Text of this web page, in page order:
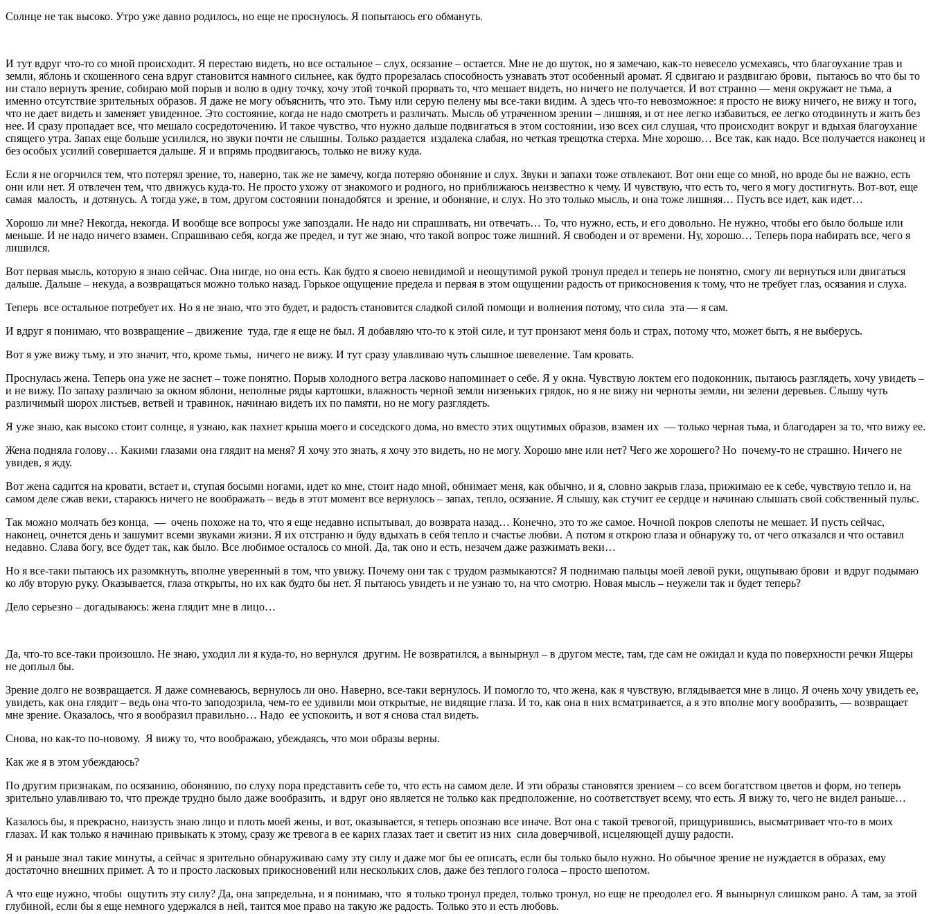
Солнце не так высоко. Утро уже давно родилось, но еще не проснулось. Я попытаюсь его обмануть.
И тут вдруг что-то со мной происходит. Я перестаю видеть, но все остальное – слух, осязание – остается. Мне не до шуток, но я замечаю, как-то невесело усмехаясь, что благоухание трав и
земли, яблонь и скошенного сена вдруг становится намного сильнее, как будто прорезалась способность узнавать этот особенный аромат. Я сдвигаю и раздвигаю брови, пытаюсь во что бы то
ни стало вернуть зрение, собираю мой порыв и волю в одну точку, хочу этой точкой прорвать то, что мешает видеть, но ничего не получается. И вот странно — меня окружает не тьма, а
именно отсутствие зрительных образов. Я даже не могу объяснить, что это. Тьму или серую пелену мы все-таки видим. А здесь что-то невозможное: я просто не вижу ничего, не вижу и того,
что не дает видеть и заменяет увиденное. Это состояние, когда не надо смотреть и различать. Мысль об утраченном зрении – лишняя, и от нее легко избавиться, ее легко отодвинуть и жить без
нее. И сразу пропадает все, что мешало сосредоточению. И такое чувство, что нужно дальше подвигаться в этом состоянии, изо всех сил слушая, что происходит вокруг и вдыхая благоухание
спящего утра. Запах еще больше усилился, но звуки почти не слышны. Только раздается издалека слабая, но четкая трещотка стерха. Мне хорошо… Все так, как надо. Все получается наконец и
без особых усилий совершается дальше. Я и впрямь продвигаюсь, только не вижу куда.
Если я не огорчился тем, что потерял зрение, то, наверно, так же не замечу, когда потеряю обоняние и слух. Звуки и запахи тоже отвлекают. Вот они еще со мной, но вроде бы не важно, есть
они или нет. Я отвлечен тем, что движусь куда-то. Не просто ухожу от знакомого и родного, но приближаюсь неизвестно к чему. И чувствую, что есть то, чего я могу достигнуть. Вот-вот, еще
самая малость, и дотянусь. А тогда уже, в том, другом состоянии понадобятся и зрение, и обоняние, и слух. Но это только мысль, и она тоже лишняя… Пусть все идет, как идет…
Хорошо ли мне? Некогда, некогда. И вообще все вопросы уже запоздали. Не надо ни спрашивать, ни отвечать… То, что нужно, есть, и его довольно. Не нужно, чтобы его было больше или
меньше. И не надо ничего взамен. Спрашиваю себя, когда же предел, и тут же знаю, что такой вопрос тоже лишний. Я свободен и от времени. Ну, хорошо… Теперь пора набирать все, чего я
лишился.
Вот первая мысль, которую я знаю сейчас. Она нигде, но она есть. Как будто я своею невидимой и неощутимой рукой тронул предел и теперь не понятно, смогу ли вернуться или двигаться
дальше. Дальше – некуда, а возвращаться можно только назад. Горькое ощущение предела и первая в этом ощущении радость от прикосновения к тому, что не требует глаз, осязания и слуха.
Теперь все остальное потребует их. Но я не знаю, что это будет, и радость становится сладкой силой помощи и волнения потому, что сила эта — я сам.
И вдруг я понимаю, что возвращение – движение туда, где я еще не был. Я добавляю что-то к этой силе, и тут пронзают меня боль и страх, потому что, может быть, я не выберусь.
Вот я уже вижу тьму, и это значит, что, кроме тьмы, ничего не вижу. И тут сразу улавливаю чуть слышное шевеление. Там кровать.
Проснулась жена. Теперь она уже не заснет – тоже понятно. Порыв холодного ветра ласково напоминает о себе. Я у окна. Чувствую локтем его подоконник, пытаюсь разглядеть, хочу увидеть –
и не вижу. По запаху различаю за окном яблони, неполные ряды картошки, влажность черной земли низеньких грядок, но я не вижу ни черноты земли, ни зелени деревьев. Слышу чуть
различимый шорох листьев, ветвей и травинок, начинаю видеть их по памяти, но не могу разглядеть.
Я уже знаю, как высоко стоит солнце, я узнаю, как пахнет крыша моего и соседского дома, но вместо этих ощутимых образов, взамен их — только черная тьма, и благодарен за то, что вижу ее.
Жена подняла голову… Какими глазами она глядит на меня? Я хочу это знать, я хочу это видеть, но не могу. Хорошо мне или нет? Чего же хорошего? Но почему-то не страшно. Ничего не
увидев, я жду.
Вот жена садится на кровати, встает и, ступая босыми ногами, идет ко мне, стоит надо мной, обнимает меня, как обычно, и я, словно закрыв глаза, прижимаю ее к себе, чувствую тепло и, на
самом деле сжав веки, стараюсь ничего не воображать – ведь в этот момент все вернулось – запах, тепло, осязание. Я слышу, как стучит ее сердце и начинаю слышать свой собственный пульс.
Так можно молчать без конца, — очень похоже на то, что я еще недавно испытывал, до возврата назад… Конечно, это то же самое. Ночной покров слепоты не мешает. И пусть сейчас,
наконец, очнется день и зашумит всеми звуками жизни. Я их отстраню и буду вдыхать в себя тепло и счастье любви. А потом я открою глаза и обнаружу то, от чего отказался и что оставил
недавно. Слава богу, все будет так, как было. Все любимое осталось со мной. Да, так оно и есть, незачем даже разжимать веки…
Но я все-таки пытаюсь их разомкнуть, вполне уверенный в том, что увижу. Почему они так с трудом размыкаются? Я поднимаю пальцы моей левой руки, ощупываю брови и вдруг подымаю
ко лбу вторую руку. Оказывается, глаза открыты, но их как будто бы нет. Я пытаюсь увидеть и не узнаю то, на что смотрю. Новая мысль – неужели так и будет теперь?
Дело серьезно – догадываюсь: жена глядит мне в лицо…
Да, что-то все-таки произошло. Не знаю, уходил ли я куда-то, но вернулся другим. Не возвратился, а вынырнул – в другом месте, там, где сам не ожидал и куда по поверхности речки Ящеры
не доплыл бы.
Зрение долго не возвращается. Я даже сомневаюсь, вернулось ли оно. Наверно, все-таки вернулось. И помогло то, что жена, как я чувствую, вглядывается мне в лицо. Я очень хочу увидеть ее,
увидеть, как она глядит – ведь она что-то заподозрила, чем-то ее удивили мои открытые, не видящие глаза. И то, как она в них всматривается, а я это вполне могу вообразить, — возвращает
мне зрение. Оказалось, что я вообразил правильно… Надо ее успокоить, и вот я снова стал видеть.
Снова, но как-то по-новому. Я вижу то, что воображаю, убеждаясь, что мои образы верны.
Как же я в этом убеждаюсь?
По другим признакам, по осязанию, обонянию, по слуху пора представить себе то, что есть на самом деле. И эти образы становятся зрением – со всем богатством цветов и форм, но теперь
зрительно улавливаю то, что прежде трудно было даже вообразить, и вдруг оно является не только как предположение, но соответствует всему, что есть. Я вижу то, чего не видел раньше…
Казалось бы, я прекрасно, наизусть знаю лицо и плоть моей жены, и вот, оказывается, я теперь опознаю все иначе. Вот она с такой тревогой, прищурившись, высматривает что-то в моих
глазах. И как только я начинаю привыкать к этому, сразу же тревога в ее карих глазах тает и светит из них сила доверчивой, исцеляющей душу радости.
Я и раньше знал такие минуты, а сейчас я зрительно обнаруживаю саму эту силу и даже мог бы ее описать, если бы только было нужно. Но обычное зрение не нуждается в образах, ему
достаточно внешних примет. А то и просто ласковых прикосновений или нескольких слов, даже без теплого голоса – просто шепотом.
А что еще нужно, чтобы ощутить эту силу? Да, она запредельна, и я понимаю, что я только тронул предел, только тронул, но еще не преодолел его. Я вынырнул слишком рано. А там, за этой
глубиной, если бы я еще немного удержался в ней, таится мое право на такую же радость. Только это и есть любовь.